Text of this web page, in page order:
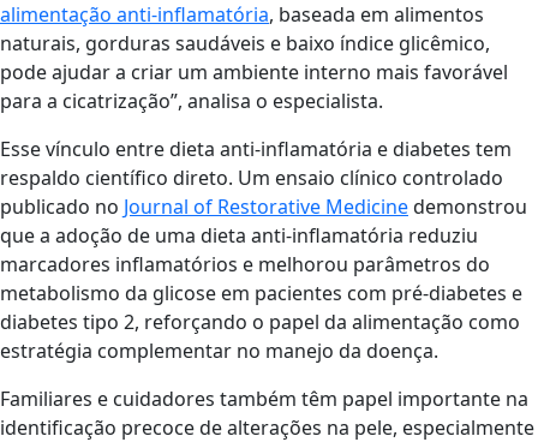
alimentação anti-inflamatória, baseada em alimentos
naturais, gorduras saudáveis e baixo índice glicêmico,
pode ajudar a criar um ambiente interno mais favorável
para a cicatrização”, analisa o especialista.
Esse vínculo entre dieta anti-inflamatória e diabetes tem
respaldo científico direto. Um ensaio clínico controlado
publicado no Journal of Restorative Medicinedemonstrou
que a adoção de uma dieta anti-inflamatória reduziu
marcadores inflamatórios e melhorou parâmetros do
metabolismo da glicose em pacientes com pré-diabetes e
diabetes tipo 2, reforçando o papel da alimentação como
estratégia complementar no manejo da doença.
Familiares e cuidadores também têm papel importante na
identificação precoce de alterações na pele, especialmente